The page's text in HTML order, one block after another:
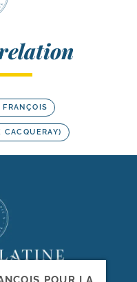
FRANÇOIS
CACQUERAY)